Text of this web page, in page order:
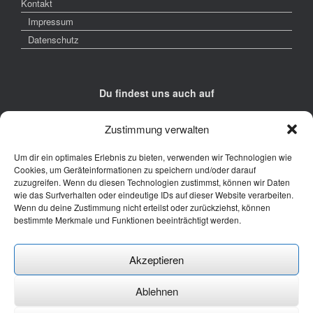
Zustimmung verwalten
Um dir ein optimales Erlebnis zu bieten, verwenden wir Technologien wie
Cookies, um Geräteinformationen zu speichern und/oder darauf
zuzugreifen. Wenn du diesen Technologien zustimmst, können wir Daten
wie das Surfverhalten oder eindeutige IDs auf dieser Website verarbeiten.
Wenn du deine Zustimmung nicht erteilst oder zurückziehst, können
bestimmte Merkmale und Funktionen beeinträchtigt werden.
Akzeptieren
Ablehnen
Kontakt
Impressum
Datenschutz
Du findest uns auch auf
Kontakt
Junge Presse Niedersachsen e.V.
Rückertstraße 10
30169 Hannover